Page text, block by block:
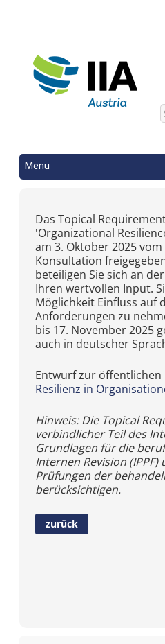
Menu
Das Topical
'Organizational
am 3. Oktober 2025
Konsultation
beteiligen Sie sich an
Ihren wertvollen Input.
Möglichkeit Einfluss auf
Anforderungen zu
bis 17. November 2025
auch in deutscher
Entwurf zur
Resilienz in
Hinweis: Die Topical
verbindlicher Teil des
Grundlagen für die
Internen Revision
Prüfungen der
berücksichtigen.
zurück